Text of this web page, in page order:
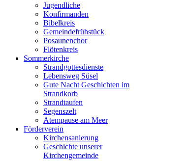
Jugendliche
Konfirmanden
Bibelkreis
Gemeindefrühstück
Posaunenchor
Flötenkreis
Sommerkirche
Strandgottesdienste
Lebensweg Süsel
Gute Nacht Geschichten im
Strandkorb
Strandtaufen
Segenszelt
Atempause am Meer
Förderverein
Kirchensanierung
Geschichte unserer
Kirchengemeinde